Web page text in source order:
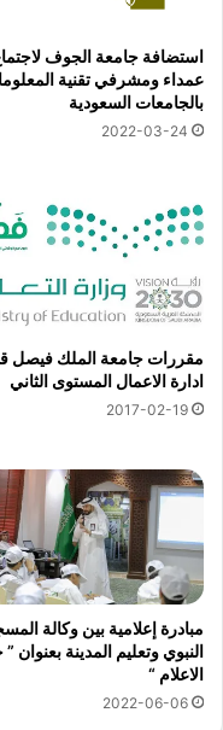
استضافة جامعة الجوف
عمداء ومشرفي تقنية
بالجامعات السعودية
2022-03-24
مقررات جامعة الملك فيصل
ادارة الاعمال المستوى الثاني
2017-02-19
مبادرة إعلامية بين وكالة
النبوي وتعليم المدينة بعنوان
الاعلام “
2022-06-06